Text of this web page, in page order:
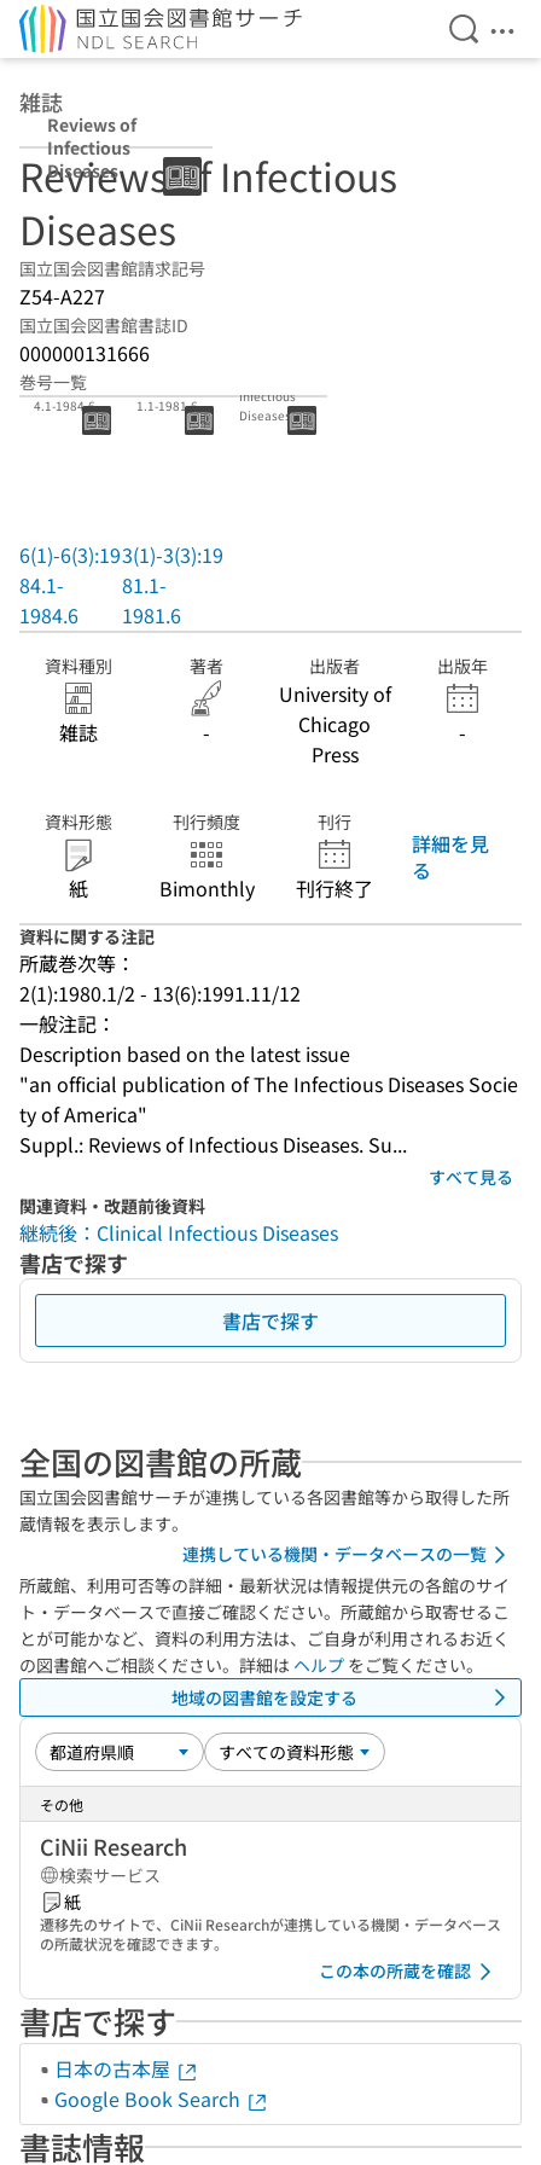
検索を
メ
雑誌
Reviews of
Infectious
Diseases
Reviews of Infectious
Diseases
国立国会図書館請求記号
Z54-A227
国立国会図書館書誌ID
000000131666
巻号一覧
6(1)-6(3):198
4.1-1984.6
6(1)-6(3):19
84.1-
1984.6
1.1-1981.6
3(1)-3(3):19
81.1-
1981.6
Infectious
Diseases
資料種別
雑誌
著者
-
出版者
University of
Chicago
Press
出版年
-
資料形態
紙
刊行頻度
Bimonthly
刊行
刊行終了
詳細を見
る
資料に関する注記
所蔵巻次等：
2(1):1980.1/2 - 13(6):1991.11/12
一般注記：
Description based on the latest issue
"an official publication of The Infectious Diseases Socie
ty of America"
Suppl.: Reviews of Infectious Diseases. Su...
すべて見る
関連資料・改題前後資料
継続後：Clinical Infectious Diseases
書店で探す
書店で探す
全国の図書館の所蔵
国立国会図書館サーチが連携している各図書館等から取得した所
蔵情報を表示します。
連携している機関・データベースの一覧
所蔵館、利用可否等の詳細・最新状況は情報提供元の各館のサイ
ト・データベースで直接ご確認ください。所蔵館から取寄せるこ
とが可能かなど、資料の利用方法は、ご自身が利用されるお近く
の図書館へご相談ください。詳細は ヘルプ をご覧ください。
地域の図書館を設定する
その他
CiNii Research
検索サービス
紙
遷移先のサイトで、CiNii Researchが連携している機関・データベース
の所蔵状況を確認できます。
この本の所蔵を確認
書店で探す
日本の古本屋
Google Book Search
書誌情報